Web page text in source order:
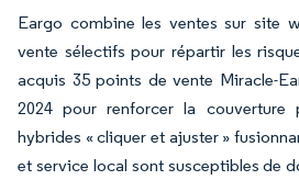
Eargo combine les ventes sur site
vente sélectifs pour répartir les
acquis 35 points de vente Miracle-
2024 pour renforcer la couverture
hybrides « cliquer et ajuster »
et service local sont susceptibles de